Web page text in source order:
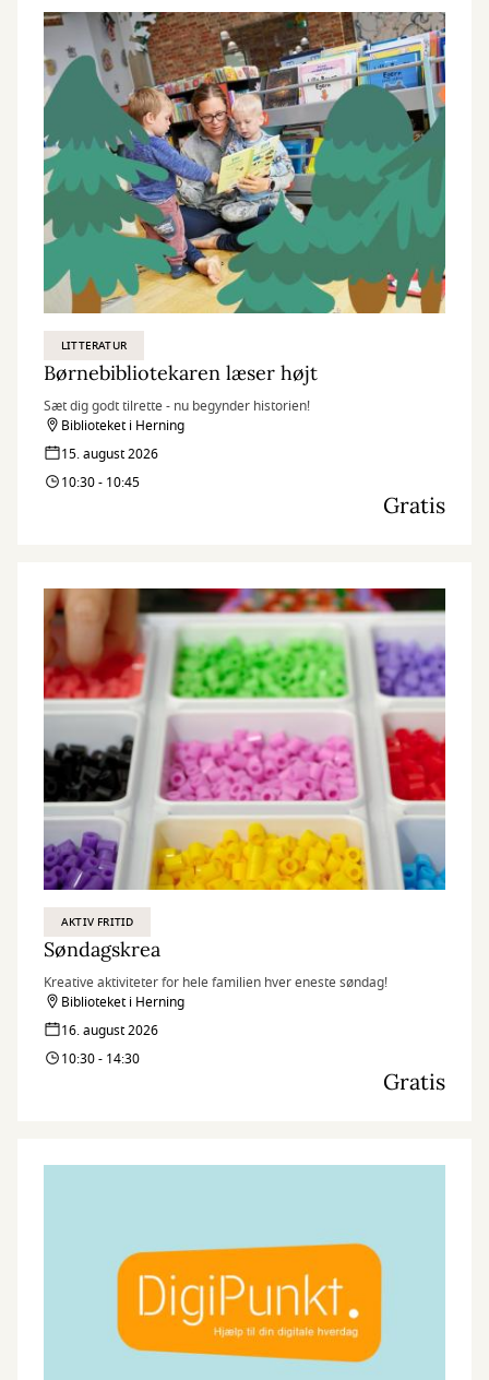
LITTERATUR
Børnebibliotekaren læser højt
Sæt dig godt tilrette - nu begynder historien!
Biblioteket i Herning
15. august 2026
10:30 - 10:45
Gratis
AKTIV FRITID
Søndagskrea
Kreative aktiviteter for hele familien hver eneste søndag!
Biblioteket i Herning
16. august 2026
10:30 - 14:30
Gratis